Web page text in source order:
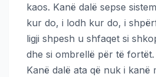
kaos. Kanë dalë sepse
kur do, i lodh kur do, i
ligji shpesh u shfaqet si
dhe si ombrellë për të fortët.
Kanë dalë ata që nuk i kanë